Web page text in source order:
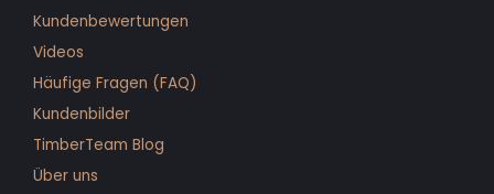
Kundenbewertungen
Videos
Häufige Fragen (FAQ)
Kunden­bilder
TimberTeam Blog
Über uns